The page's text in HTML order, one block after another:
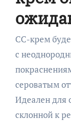
CC-крем
с
сероватым
Идеален для
склонной к